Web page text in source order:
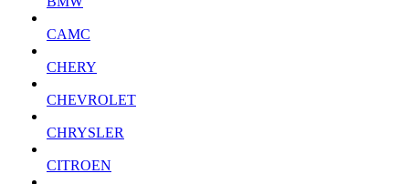
CAMC
CHERY
CHEVROLET
CHRYSLER
CITROEN